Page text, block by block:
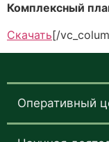
Комплексный
Скачать[/
Оперативный